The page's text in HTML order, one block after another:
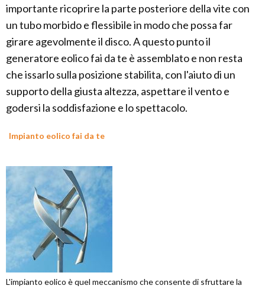
importante ricoprire la parte posteriore della vite con
un tubo morbido e flessibile in modo che possa far
girare agevolmente il disco. A questo punto il
generatore eolico fai da te è assemblato e non resta
che issarlo sulla posizione stabilita, con l'aiuto di un
supporto della giusta altezza, aspettare il vento e
godersi la soddisfazione e lo spettacolo.
Impianto eolico fai da te
L'impianto eolico è quel meccanismo che consente di sfruttare la